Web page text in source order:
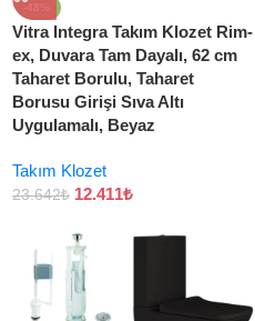
-48%
Vitra Integra Takım Klozet Rim-
ex, Duvara Tam Dayalı, 62 cm
Taharet Borulu, Taharet
Borusu Girişi Sıva Altı
Uygulamalı, Beyaz
Takım Klozet
23.642₺ 12.411₺